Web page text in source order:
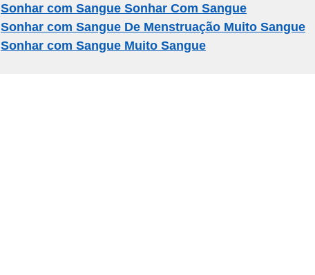
o
o
m p
p
Sonhar com Sangue Sonhar Com Sangue
Sonhar com Sangue De Menstruação Muito Sangue
Sonhar com Sangue Muito Sangue